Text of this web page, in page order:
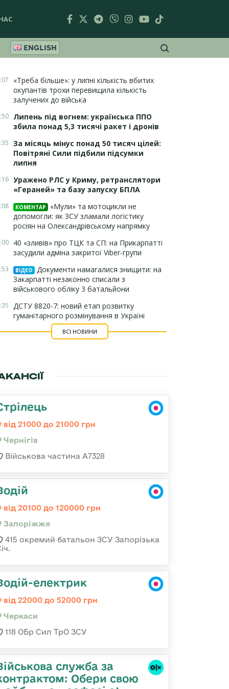
ENGLISH
«Треба більше»: у липні кількість вбитих
окупантів трохи перевищила кількість
залучених до війська
Липень під вогнем: українська ППО
збила понад 5,3 тисячі ракет і дронів
За місяць мінус понад 50 тисяч цілей:
Повітряні Сили підбили підсумки
липня
Уражено РЛС у Криму, ретранслятори
«Гераней» та базу запуску БПЛА
КОМЕНТАР
«Мули» та мотоцикли не
допомогли: як ЗСУ зламали логістику
росіян на Олександрівському напрямку
40 «зливів» про ТЦК та СП: на Прикарпатті
засудили адміна закритої Viber-групи
ВІДЕО
Документи намагалися знищити: на
Закарпатті незаконно списали з
військового обліку 3 батальйони
ДСТУ 8820-7: новий етап розвитку
гуманітарного розмінування в Україні
ВСІ НОВИНИ
від 21000 до 21000 грн
Чернігів
Військова частина А7328
від 20100 до 120000 грн
Запоріжжя
415 окремий батальон ЗСУ Запорізька
електрик
від 22000 до 52000 грн
Черкаси
118 ОБр Сил ТрО ЗСУ
служба за
Обери свою